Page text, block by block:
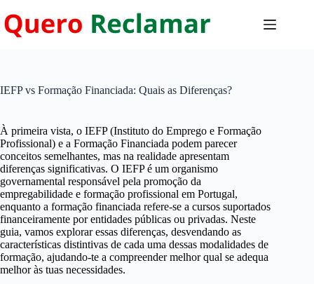
para
o
IEFP vs Formação Financiada: Quais as Diferenças?
À primeira vista, o IEFP (Instituto do Emprego e Formação
Profissional) e a Formação Financiada podem parecer
conceitos semelhantes, mas na realidade apresentam
diferenças significativas. O IEFP é um organismo
governamental responsável pela promoção da
empregabilidade e formação profissional em Portugal,
enquanto a formação financiada refere-se a cursos suportados
financeiramente por entidades públicas ou privadas. Neste
guia, vamos explorar essas diferenças, desvendando as
características distintivas de cada uma dessas modalidades de
formação, ajudando-te a compreender melhor qual se adequa
melhor às tuas necessidades.